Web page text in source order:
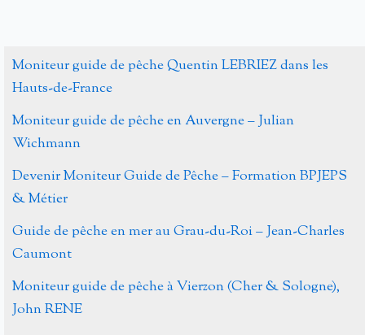
Mouche
en
exclusif
avec
la
FFPML
Moniteur guide de pêche Quentin LEBRIEZ dans les
Hauts-de-France
Moniteur guide de pêche en Auvergne – Julian
Wichmann
Devenir Moniteur Guide de Pêche – Formation BPJEPS
& Métier
Guide de pêche en mer au Grau-du-Roi – Jean-Charles
Caumont
Moniteur guide de pêche à Vierzon (Cher & Sologne),
John RENE